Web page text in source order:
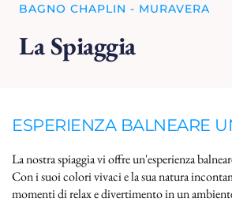
BAGNO CHAPLIN - MURAVERA
La Spiaggia
ESPERIENZA BALNEARE
La nostra spiaggia vi offre un'esperienza
Con i suoi colori vivaci e la sua natura
momenti di relax e divertimento in un